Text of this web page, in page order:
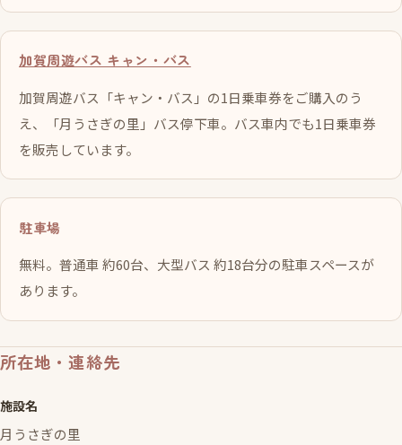
加賀周遊バス キャン・バス
加賀周遊バス「キャン・バス」の1日乗車券をご購入のう
え、「月うさぎの里」バス停下車。バス車内でも1日乗車券
を販売しています。
駐車場
無料。普通車 約60台、大型バス 約18台分の駐車スペースが
あります。
所在地・連絡先
施設名
月うさぎの里